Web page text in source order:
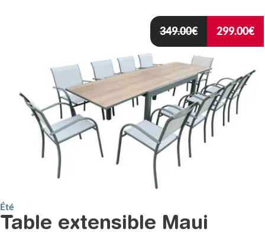
349.00€ 299.00€
Été
Table extensible Maui